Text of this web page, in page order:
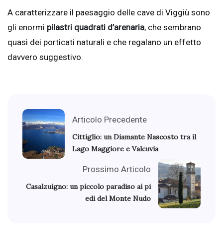
A caratterizzare il paesaggio delle cave di Viggiù sono
gli enormi pilastri quadrati d’arenaria, che sembrano
quasi dei porticati naturali e che regalano un effetto
davvero suggestivo.
Articolo Precedente
Cittiglio: un Diamante Nascosto tra il
Lago Maggiore e Valcuvia
Prossimo Articolo
Casalzuigno: un piccolo paradiso ai pi
edi del Monte Nudo